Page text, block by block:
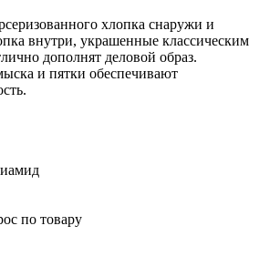
хлопка снаружи и
внутри, украшенные классическим
дополнят деловой образ.
и пятки обеспечивают
по товару